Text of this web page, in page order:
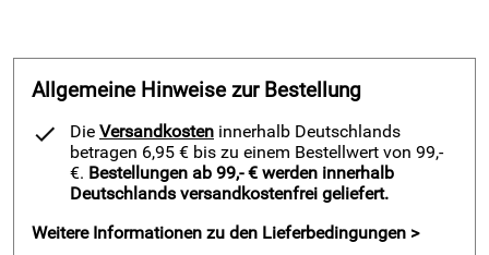
elastische Verstärkung sorgt für einen perfekten Sitz
Achtung keine gerippte Waden-Bündchen
strapazierfähig bei perfekter Passform
Strumpfstutzen PAT 905 von Patrick Sport -
97 % Polyamid
Allgemeine Hinweise zur Bestellung
Die Versandkosten innerhalb Deutschlands
betragen 6,95 € bis zu einem Bestellwert von 99,-
€. Bestellungen ab 99,- € werden innerhalb
Deutschlands versandkostenfrei geliefert.
Weitere Informationen zu den Lieferbedingungen >